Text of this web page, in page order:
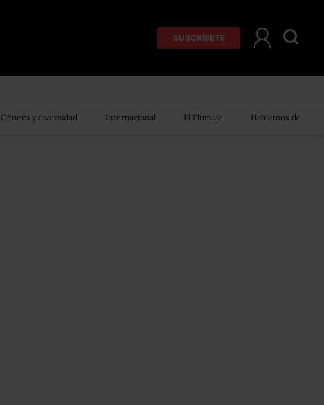
SUSCRÍBETE
Género y diversidad Internacional El Plumaje Hablemos de